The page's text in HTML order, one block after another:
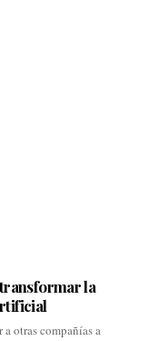
la
a otras compañías a